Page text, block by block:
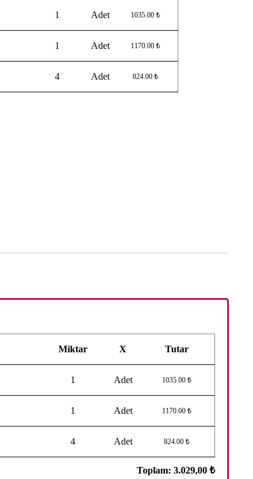
1 Adet 1035.00 ₺
1 Adet 1170.00 ₺
4 Adet 824.00 ₺
Miktar X Tutar
1 Adet 1035.00 ₺
1 Adet 1170.00 ₺
4 Adet 824.00 ₺
Toplam: 3.029,00 ₺